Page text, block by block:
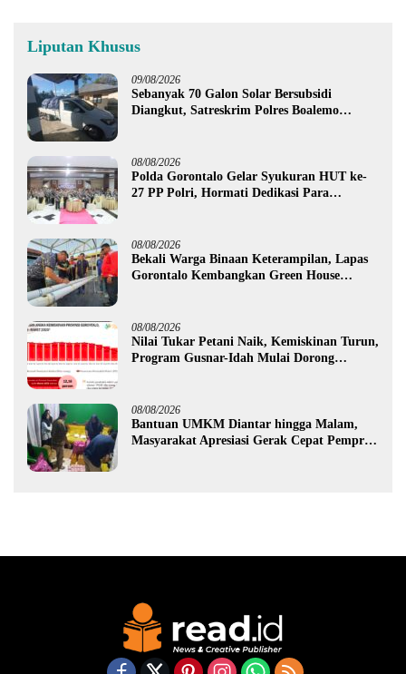
Liputan Khusus
09/08/2026
Sebanyak 70 Galon Solar Bersubsidi
Diangkut, Satreskrim Polres Boalemo
08/08/2026
Polda Gorontalo Gelar Syukuran HUT ke-
27 PP Polri, Hormati Dedikasi Para
08/08/2026
Bekali Warga Binaan Keterampilan, Lapas
Gorontalo Kembangkan Green House
08/08/2026
Nilai Tukar Petani Naik, Kemiskinan Turun,
Program Gusnar-Idah Mulai Dorong
08/08/2026
Bantuan UMKM Diantar hingga Malam,
Masyarakat Apresiasi Gerak Cepat Pemprov